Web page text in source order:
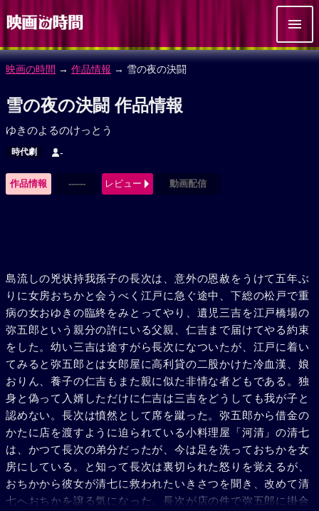
映画の時間 → 作品情報 → 雪の夜の決闘
雪の夜の決闘 作品情報
ゆきのよるのけっとう
時代劇 -
作品情報 ------ レビュー 動画配信
島流しの兇状持我孫子の長次は、意外の恩赦をうけて五年ぶ
りに女房おちかと会うべく江戸に急ぐ途中、下総の松戸で重
病の女おゆきの臨終をみとってやり、遺児三吉を江戸橋場の
弥五郎という親分の許にいる父親、仁吉まで届けてやる約束
をした。幼い三吉は途すがら長次になついたが、江戸に着い
てみると弥五郎とは女郎屋に高利貸の二股かけた冷血漢、娘
おりん、養子の仁吉もまた親に似た非情な者どもである。独
身と偽って入婿しただけに仁吉は三吉をどうしても我が子と
認めない。長次は憤然として席を蹴った。弥五郎から借金の
かたに店を渡すように迫られている小料理屋「河清」の清七
は、かつて長次の弟分だったが、今は足を洗っておちかを女
房にしている。と知って長次は裏切られた怒りを覚えるが、
おちかから彼女が清七に救われたいきさつを聞き、改めて清
七へおちかを譲る気になった。長次が店の件で弥五郎に掛合